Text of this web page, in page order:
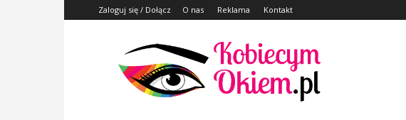
Zaloguj się / Dołącz O nas Reklama Kontakt
KobiecymOkiem.pl